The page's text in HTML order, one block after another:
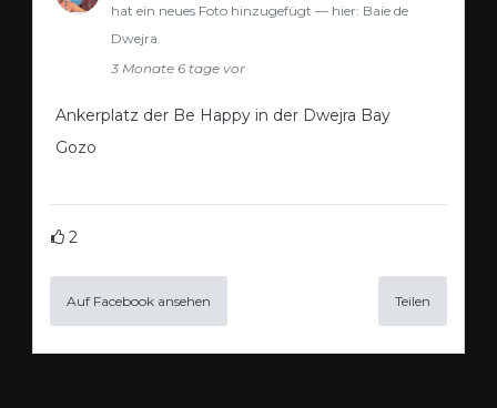
hat ein neues Foto hinzugefügt — hier: Baie de
Dwejra.
3 Monate 6 tage vor
Ankerplatz der Be Happy in der Dwejra Bay
Gozo
2
Auf Facebook ansehen Teilen